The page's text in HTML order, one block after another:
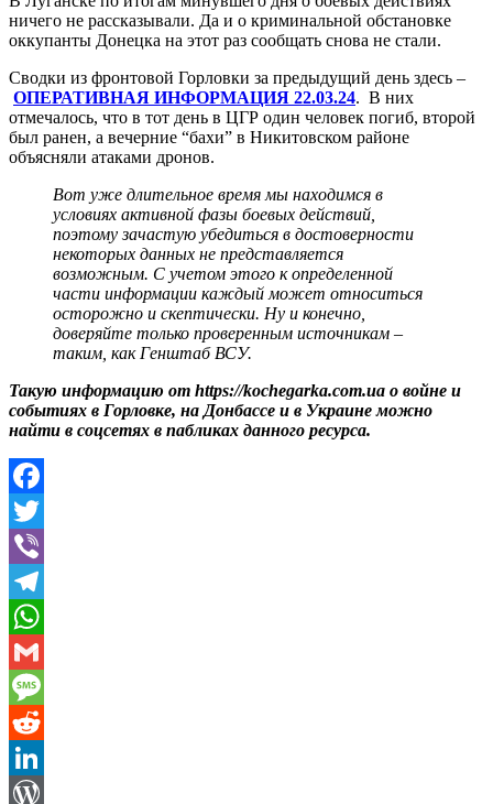
ничего не рассказывали. Да и о криминальной обстановке
оккупанты Донецка на этот раз сообщать снова не стали.
Сводки из фронтовой Горловки за предыдущий день здесь –
ОПЕРАТИВНАЯ ИНФОРМАЦИЯ 22.03.24. В них
отмечалось, что в тот день в ЦГР один человек погиб, второй
был ранен, а вечерние “бахи” в Никитовском районе
объясняли атаками дронов.
Вот уже длительное время мы находимся в
условиях активной фазы боевых действий,
поэтому зачастую убедиться в достоверности
некоторых данных не представляется
возможным. С учетом этого к определенной
части информации каждый может относиться
осторожно и скептически. Ну и конечно,
доверяйте только проверенным источникам –
таким, как Генштаб ВСУ.
Такую информацию от https://kochegarka.com.ua о войне и
событиях в Горловке, на Донбассе и в Украине можно
найти в соцсетях в пабликах данного ресурса.
Facebook
Twitter
Viber
Telegram
WhatsApp
Gmail
Message
Reddit
LinkedIn